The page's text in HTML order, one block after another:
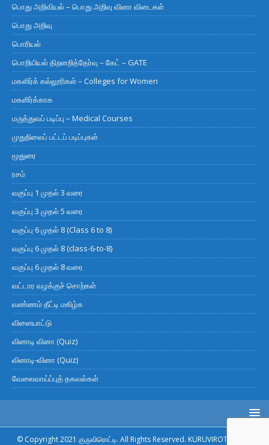
பொது அறிவியல் – பொது அறிவு வினா விடைகள்
பொது அறிவு
பொரியல்
பொறியியல் திறனறித்தேர்வு – கேட் – GATE
மகளிர்க் கல்லூரிகள் – Colleges for Women
மகளிர்க்காக
மருத்துவப் படிப்பு – Medical Courses
முதுநிலைப் பட்டப் படிப்புகள்
மூதுரை
ரசம்
வகுப்பு 1 முதல் 3 வரை
வகுப்பு 3 முதல் 5 வரை
வகுப்பு 6 முதல் 8 (Class 6 to 8)
வகுப்பு 6 முதல் 8 (class-6-to-8)
வகுப்பு 6 முதல் 8 வரை
வட்டார வழக்குச் சொற்கள்
வண்ணம் தீட்டி மகிழ்க
விளையாட்டு
வினாடி வினா (Quiz)
வினாடி-வினா (Quiz)
வேலைவாய்ப்புத் தகவல்கள்
© Copyright 2021 குருவிரொட்டி. All Rights Reserved. KURUVIROTTI.com.